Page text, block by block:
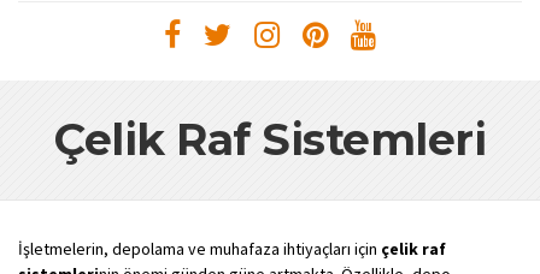
Çelik Raf Sistemleri
İşletmelerin, depolama ve muhafaza ihtiyaçları için çelik raf